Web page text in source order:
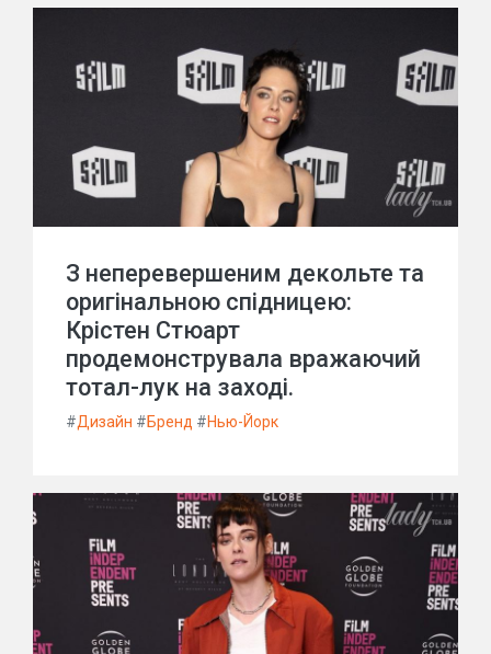
З неперевершеним декольте та
оригінальною спідницею:
Крістен Стюарт
продемонструвала вражаючий
тотал-лук на заході.
#Дизайн #Бренд #Нью-Йорк